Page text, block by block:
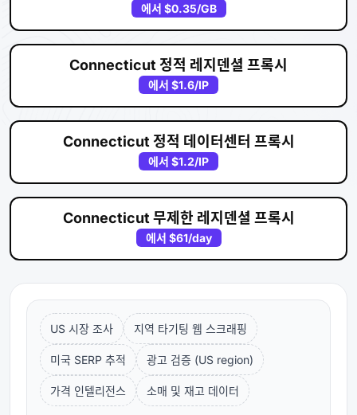
에서 $0.35/GB
Connecticut 정적 레지덴셜 프록시
에서 $1.6/IP
Connecticut 정적 데이터센터 프록시
에서 $1.2/IP
Connecticut 무제한 레지덴셜 프록시
에서 $61/day
US 시장 조사 지역 타기팅 웹 스크래핑
미국 SERP 추적 광고 검증 (US region)
가격 인텔리전스 소매 및 재고 데이터